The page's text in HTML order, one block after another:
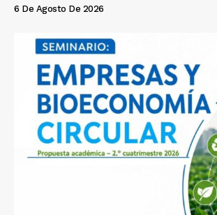
6 De Agosto De 2026